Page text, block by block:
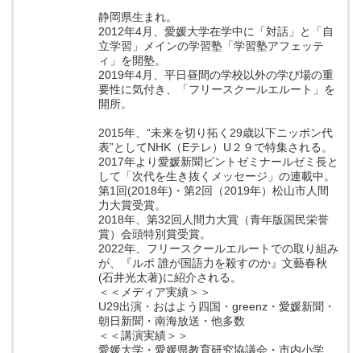
静岡県生まれ。
2012年4月、愛媛大学在学中に「対話」と「自
立学習」メインの学習塾「学習塾アフェッテ
ィ」を開塾。
2019年4月、平日昼間の学校以外の学び場の重
要性に気付き、「フリースクールエルート」を
開所。
2015年、“未来を切り拓く29歳以下ニッポン代
表”としてNHK（Eテレ）U２９で特集される。
2017年より愛媛新聞ピントゼミナールゼミ長と
して「次代を生き抜くメッセージ」の連載中。
第1回(2018年)・第2回（2019年）松山市人間
力大賞受賞。
2018年、第32回人間力大賞（青年版国民栄誉
賞）会頭特別賞受賞。
2022年、フリースクールエルートでの取り組み
が、『ルポ 誰が国語力を殺すのか』文藝春秋
(石井光太著)に紹介される。
＜＜メディア実績＞＞
U29出演・おはよう四国・greenz・愛媛新聞・
朝日新聞・南海放送・他多数
＜＜講演実績＞＞
愛媛大学・愛媛県教育研究協議会・市内小学